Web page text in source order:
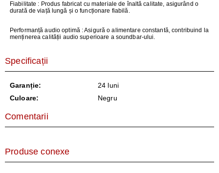
Fiabilitate : Produs fabricat cu materiale de înaltă calitate, asigurând o
durată de viață lungă și o funcționare fiabilă.
Performanță audio optimă : Asigură o alimentare constantă, contribuind la
menținerea calității audio superioare a soundbar-ului.
Specificații
Garanție:
24 luni
Culoare:
Negru
Comentarii
Produse conexe